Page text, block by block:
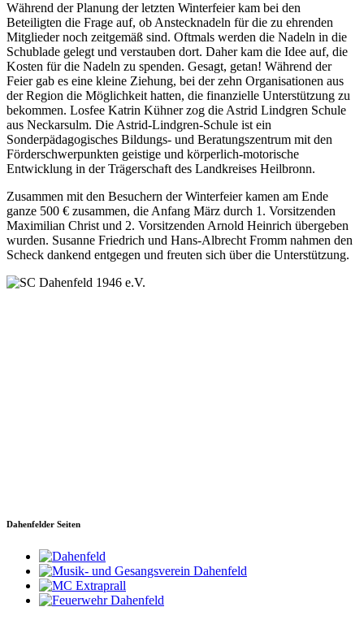
Während der Planung der letzten Winterfeier kam bei den
Beteiligten die Frage auf, ob Anstecknadeln für die zu ehrenden
Mitglieder noch zeitgemäß sind. Oftmals werden die Nadeln in die
Schublade gelegt und verstauben dort. Daher kam die Idee auf, die
Kosten für die Nadeln zu spenden. Gesagt, getan! Während der
Feier gab es eine kleine Ziehung, bei der zehn Organisationen aus
der Region die Möglichkeit hatten, die finanzielle Unterstützung zu
bekommen. Losfee Katrin Kühner zog die Astrid Lindgren Schule
aus Neckarsulm. Die Astrid-Lindgren-Schule ist ein
Sonderpädagogisches Bildungs- und Beratungszentrum mit den
Förderschwerpunkten geistige und körperlich-motorische
Entwicklung in der Trägerschaft des Landkreises Heilbronn.
Zusammen mit den Besuchern der Winterfeier kamen am Ende
ganze 500 € zusammen, die Anfang März durch 1. Vorsitzenden
Maximilian Christ und 2. Vorsitzenden Arnold Heinrich übergeben
wurden. Susanne Friedrich und Hans-Albrecht Fromm nahmen den
Scheck dankend entgegen und freuten sich über die Unterstützung.
Dahenfelder Seiten